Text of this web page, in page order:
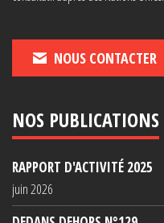
NOUS CONTACTER
NOS PUBLICATIONS
RAPPORT D'ACTIVITÉ 2025
juin 2026